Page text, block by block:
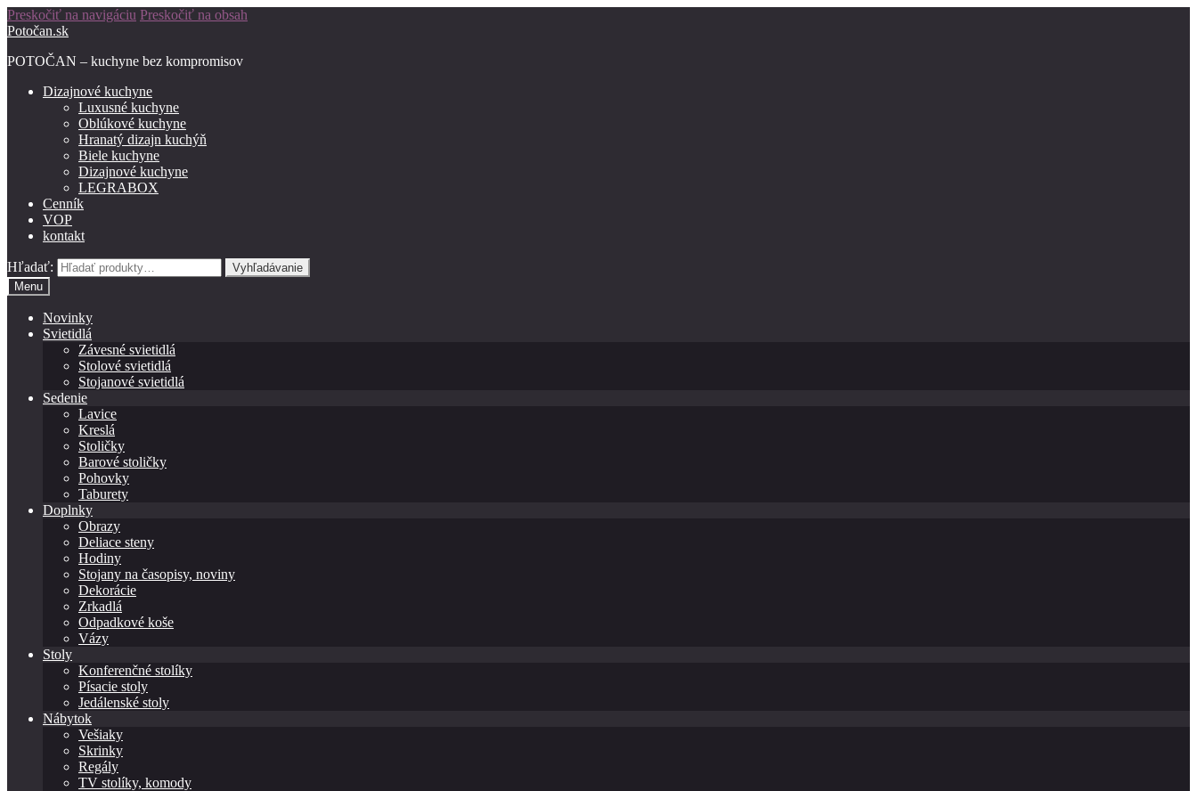
Preskočiť na navigáciu Preskočiť na obsah
Potočan.sk
POTOČAN – kuchyne bez kompromisov
Dizajnové kuchyne
Luxusné kuchyne
Oblúkové kuchyne
Hranatý dizajn kuchýň
Biele kuchyne
Dizajnové kuchyne
LEGRABOX
Cenník
VOP
kontakt
Hľadať:
Vyhľadávanie
Menu
Novinky
Svietidlá
Závesné svietidlá
Stolové svietidlá
Stojanové svietidlá
Sedenie
Lavice
Kreslá
Stoličky
Barové stoličky
Pohovky
Taburety
Doplnky
Obrazy
Deliace steny
Hodiny
Stojany na časopisy, noviny
Dekorácie
Zrkadlá
Odpadkové koše
Vázy
Stoly
Konferenčné stolíky
Písacie stoly
Jedálenské stoly
Nábytok
Vešiaky
Skrinky
Regály
TV stolíky, komody